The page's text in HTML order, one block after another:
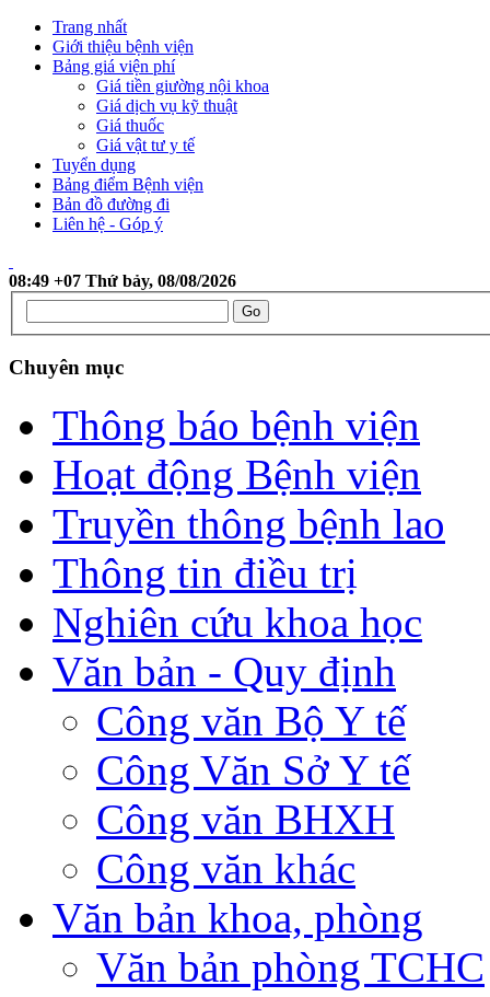
Trang nhất
Giới thiệu bệnh viện
Bảng giá viện phí
Giá tiền giường nội khoa
Giá dịch vụ kỹ thuật
Giá thuốc
Giá vật tư y tế
Tuyển dụng
Bảng điểm Bệnh viện
Bản đồ đường đi
Liên hệ - Góp ý
08:49 +07 Thứ bảy, 08/08/2026
Chuyên mục
Thông báo bệnh viện
Hoạt động Bệnh viện
Truyền thông bệnh lao
Thông tin điều trị
Nghiên cứu khoa học
Văn bản - Quy định
Công văn Bộ Y tế
Công Văn Sở Y tế
Công văn BHXH
Công văn khác
Văn bản khoa, phòng
Văn bản phòng TCHC